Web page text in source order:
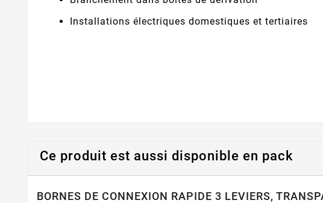
Installations électriques domestiques et tertiaires
Ce produit est aussi disponible en pack
BORNES DE CONNEXION RAPIDE 3 LEVIERS,